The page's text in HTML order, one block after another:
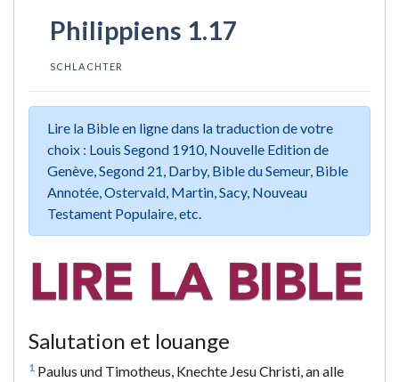
Philippiens 1.17
SCHLACHTER
Lire la Bible en ligne dans la traduction de votre
choix : Louis Segond 1910, Nouvelle Edition de
Genève, Segond 21, Darby, Bible du Semeur, Bible
Annotée, Ostervald, Martin, Sacy, Nouveau
Testament Populaire, etc.
Salutation et louange
1 Paulus und Timotheus, Knechte Jesu Christi, an alle